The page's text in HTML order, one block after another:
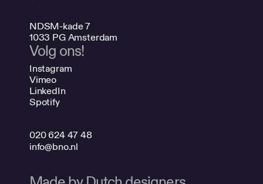
NDSM-kade 7
1033 PG Amsterdam
Volg ons!
Instagram
Vimeo
LinkedIn
Spotify
020 624 47 48
info@bno.nl